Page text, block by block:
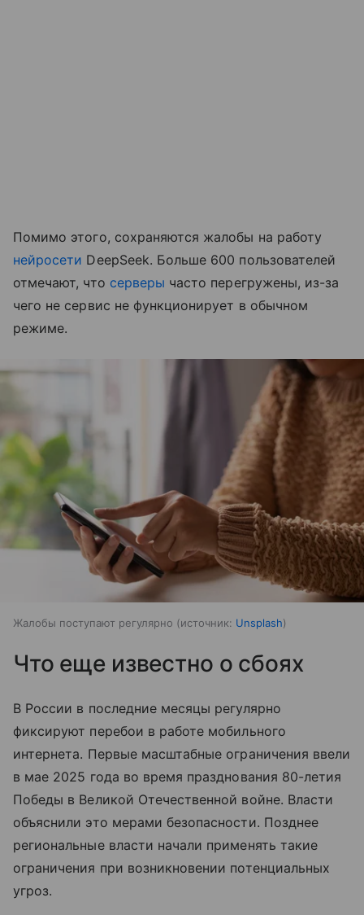
Помимо этого, сохраняются жалобы на работу
нейросети DeepSeek. Больше 600 пользователей
отмечают, что серверы часто перегружены, из-за
чего не сервис не функционирует в обычном
режиме.
Жалобы поступают регулярно источник: Unsplash
Что еще известно о сбоях
В России в последние месяцы регулярно
фиксируют перебои в работе мобильного
интернета. Первые масштабные ограничения ввели
в мае 2025 года во время празднования 80-летия
Победы в Великой Отечественной войне. Власти
объяснили это мерами безопасности. Позднее
региональные власти начали применять такие
ограничения при возникновении потенциальных
угроз.